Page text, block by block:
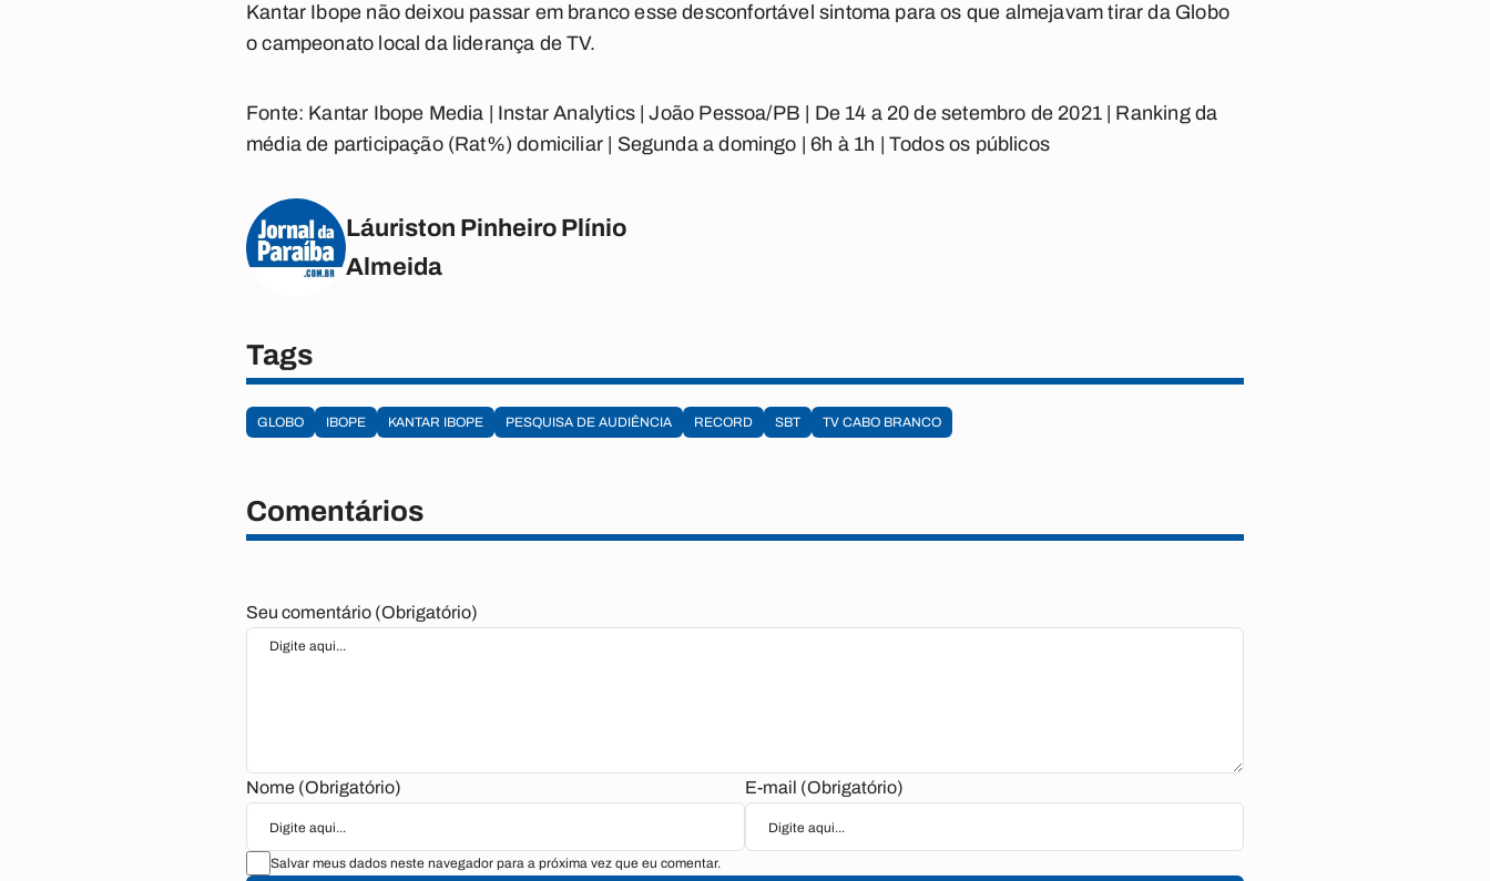
Kantar Ibope não deixou passar em branco esse desconfortável sintoma para os que almejavam tirar da Globo
o campeonato local da liderança de TV.
Fonte: Kantar Ibope Media | Instar Analytics | João Pessoa/PB | De 14 a 20 de setembro de 2021 | Ranking da
média de participação (Rat%) domiciliar | Segunda a domingo | 6h à 1h | Todos os públicos
Láuriston Pinheiro Plínio
Almeida
Tags
GLOBO IBOPE KANTAR IBOPE PESQUISA DE AUDIÊNCIA RECORD SBT TV CABO BRANCO
Comentários
Seu comentário (Obrigatório)
Nome (Obrigatório) E-mail (Obrigatório)
Salvar meus dados neste navegador para a próxima vez que eu comentar.